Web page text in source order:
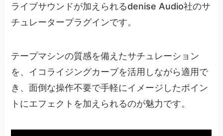
ライブサウンドが加えられるdenise Audio社のサ
チュレータープラグインです。
テープマシンの質感を備えたサチュレーション
を、イコライジングカーブを活用しながら適用で
き、面倒な操作不要で手軽にイメージしたポイン
トにエフェクトを加えられるのが魅力です。